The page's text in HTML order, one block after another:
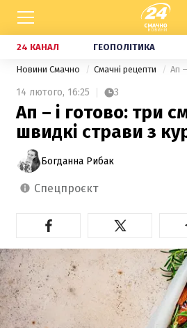
24 КАНАЛ ГЕОПОЛІТИКА
Новини Смачно Смачні рецепти
14 лютого, 16:25 3
Ап – і готово: три
швидкі страви з
Богданна Рибак
спецпроєкт